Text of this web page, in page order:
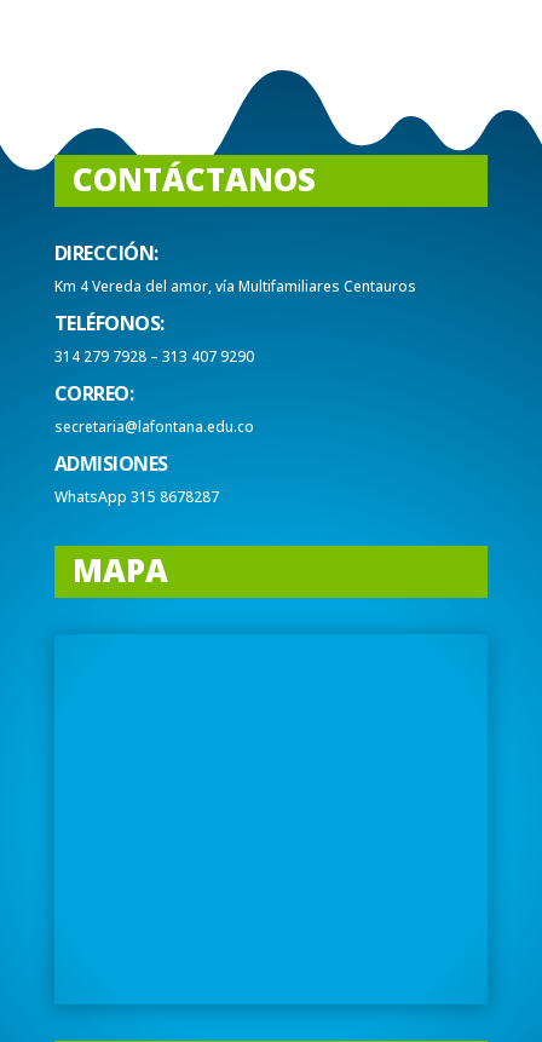
CONTÁCTANOS
DIRECCIÓN:
Km 4 Vereda del amor, vía Multifamiliares Centauros
TELÉFONOS:
314 279 7928 – 313 407 9290
CORREO:
secretaria@lafontana.edu.co
ADMISIONES
WhatsApp 315 8678287
MAPA